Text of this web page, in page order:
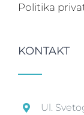
Politika
KONTAKT
Ul.